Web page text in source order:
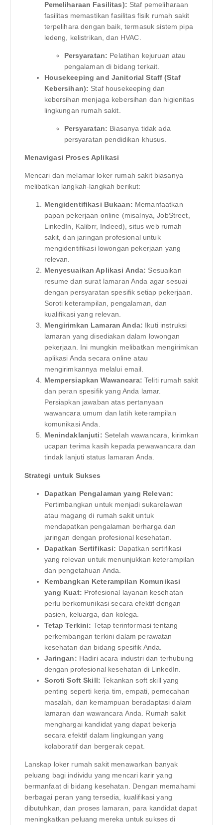
Pemeliharaan Fasilitas): Staf pemeliharaan
fasilitas memastikan fasilitas fisik rumah sakit
terpelihara dengan baik, termasuk sistem pipa
ledeng, kelistrikan, dan HVAC.
Persyaratan: Pelatihan kejuruan atau
pengalaman di bidang terkait.
Housekeeping and Janitorial Staff (Staf
Kebersihan): Staf housekeeping dan
kebersihan menjaga kebersihan dan higienitas
lingkungan rumah sakit.
Persyaratan: Biasanya tidak ada
persyaratan pendidikan khusus.
Menavigasi Proses Aplikasi
Mencari dan melamar loker rumah sakit biasanya
melibatkan langkah-langkah berikut:
Mengidentifikasi Bukaan: Memanfaatkan
papan pekerjaan online (misalnya, JobStreet,
LinkedIn, Kalibrr, Indeed), situs web rumah
sakit, dan jaringan profesional untuk
mengidentifikasi lowongan pekerjaan yang
relevan.
Menyesuaikan Aplikasi Anda: Sesuaikan
resume dan surat lamaran Anda agar sesuai
dengan persyaratan spesifik setiap pekerjaan.
Soroti keterampilan, pengalaman, dan
kualifikasi yang relevan.
Mengirimkan Lamaran Anda: Ikuti instruksi
lamaran yang disediakan dalam lowongan
pekerjaan. Ini mungkin melibatkan mengirimkan
aplikasi Anda secara online atau
mengirimkannya melalui email.
Mempersiapkan Wawancara: Teliti rumah sakit
dan peran spesifik yang Anda lamar.
Persiapkan jawaban atas pertanyaan
wawancara umum dan latih keterampilan
komunikasi Anda.
Menindaklanjuti: Setelah wawancara, kirimkan
ucapan terima kasih kepada pewawancara dan
tindak lanjuti status lamaran Anda.
Strategi untuk Sukses
Dapatkan Pengalaman yang Relevan:
Pertimbangkan untuk menjadi sukarelawan
atau magang di rumah sakit untuk
mendapatkan pengalaman berharga dan
jaringan dengan profesional kesehatan.
Dapatkan Sertifikasi: Dapatkan sertifikasi
yang relevan untuk menunjukkan keterampilan
dan pengetahuan Anda.
Kembangkan Keterampilan Komunikasi
yang Kuat: Profesional layanan kesehatan
perlu berkomunikasi secara efektif dengan
pasien, keluarga, dan kolega.
Tetap Terkini: Tetap terinformasi tentang
perkembangan terkini dalam perawatan
kesehatan dan bidang spesifik Anda.
Jaringan: Hadiri acara industri dan terhubung
dengan profesional kesehatan di LinkedIn.
Soroti Soft Skill: Tekankan soft skill yang
penting seperti kerja tim, empati, pemecahan
masalah, dan kemampuan beradaptasi dalam
lamaran dan wawancara Anda. Rumah sakit
menghargai kandidat yang dapat bekerja
secara efektif dalam lingkungan yang
kolaboratif dan bergerak cepat.
Lanskap loker rumah sakit menawarkan banyak
peluang bagi individu yang mencari karir yang
bermanfaat di bidang kesehatan. Dengan memahami
berbagai peran yang tersedia, kualifikasi yang
dibutuhkan, dan proses lamaran, para kandidat dapat
meningkatkan peluang mereka untuk sukses di